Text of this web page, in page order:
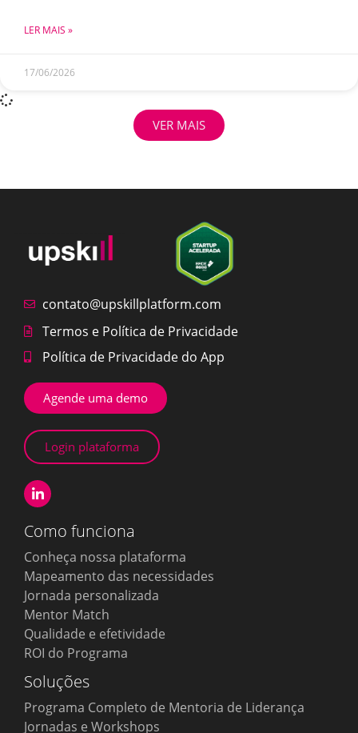
LER MAIS »
17/06/2026
VER MAIS
contato@upskillplatform.com
Termos e Política de Privacidade
Política de Privacidade do App
Agende uma demo
Login plataforma
Como funciona
Conheça nossa plataforma
Mapeamento das necessidades
Jornada personalizada
Mentor Match
Qualidade e efetividade
ROI do Programa
Soluções
Programa Completo de Mentoria de Liderança
Jornadas e Workshops